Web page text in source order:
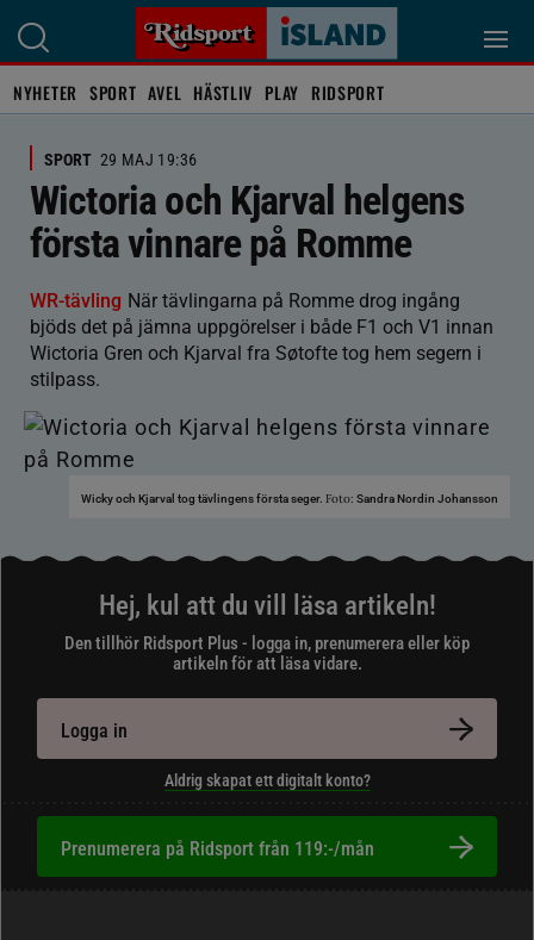
NYHETER SPORT AVEL HÄSTLIV PLAY RIDSPORT
SPORT 29 MAJ 19:36
Wictoria och Kjarval helgens
första vinnare på Romme
WR-tävling När tävlingarna på Romme drog ingång
bjöds det på jämna uppgörelser i både F1 och V1 innan
Wictoria Gren och Kjarval fra Søtofte tog hem segern i
stilpass.
Wicky och Kjarval tog tävlingens första seger. Foto: Sandra Nordin Johansson
Hej, kul att du vill läsa artikeln!
Den tillhör Ridsport Plus - logga in, prenumerera eller köp
artikeln för att läsa vidare.
Logga in
Aldrig skapat ett digitalt konto?
Prenumerera på Ridsport från 119:-/mån